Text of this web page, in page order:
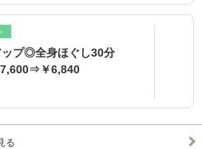
プ◎全身ほぐし30分
7,600⇒￥6,840
る